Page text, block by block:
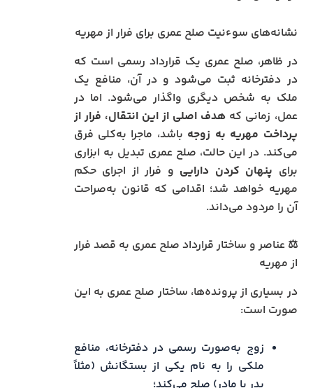
نشانه‌های سوءنیت صلح عمری برای فرار از مهریه
در ظاهر، صلح عمری یک قرارداد رسمی است که
در دفترخانه ثبت می‌شود و در آن، منافع یک
ملک به شخص دیگری واگذار می‌شود. اما در
عمل، زمانی که هدف اصلی از این انتقال، فرار از
پرداخت مهریه به زوجه باشد، ماجرا به‌کلی فرق
می‌کند. در این حالت، صلح عمری تبدیل به ابزاری
برای پنهان کردن دارایی و فرار از اجرای حکم
مهریه خواهد شد؛ اقدامی که قانون به‌صراحت
آن را مردود می‌داند.
⚖️ عناصر و ساختار قرارداد صلح عمری به قصد فرار
از مهریه
در بسیاری از پرونده‌ها، ساختار صلح عمری به این
صورت است:
زوج به‌صورت رسمی در دفترخانه، منافع
ملکی را به نام یکی از بستگانش (مثلاً
پدر یا مادر) صلح می‌کند؛